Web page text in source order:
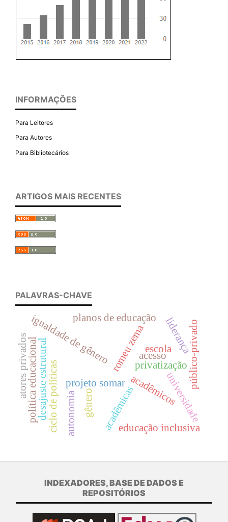
INFORMAÇÕES
Para Leitores
Para Autores
Para Bibliotecários
ARTIGOS MAIS RECENTES
PALAVRAS-CHAVE
privatização
projeto somar
público-privado
romeu zema
igualdade de gênero
acadêmicos
acadêmicas universidade
planos de educação
gênero
ciclo de políticas educação inclusiva
desajuste estrutural acesso
política educacional escola
autonomia
liderança
atores privados
INDEXADORES, BASE DE DADOS E
REPOSITÓRIOS